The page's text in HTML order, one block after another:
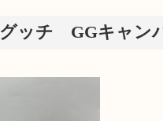
グッチ GGキャン